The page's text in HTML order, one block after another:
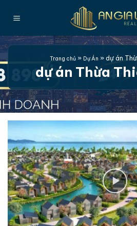
qua
dung
Trang chủ » Dự Án »dự án
dự án Thừa